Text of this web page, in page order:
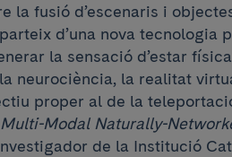
la fusió d’escenaris i
d’una nova tecnologia
la sensació d’estar
neurociència, la realitat
proper al de la
Modal Naturally-
de la Institució